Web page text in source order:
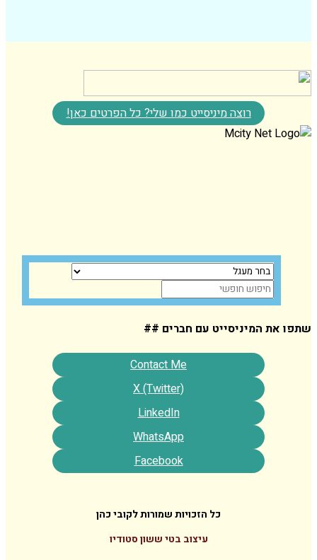
רוצה מיניסייט כמו שלי? כל הפרטים כאן!
עם חברים ##
Contact Me
כל הזכויות שמורות לקובי כהן
עיצוב בטי ששון סטודיו